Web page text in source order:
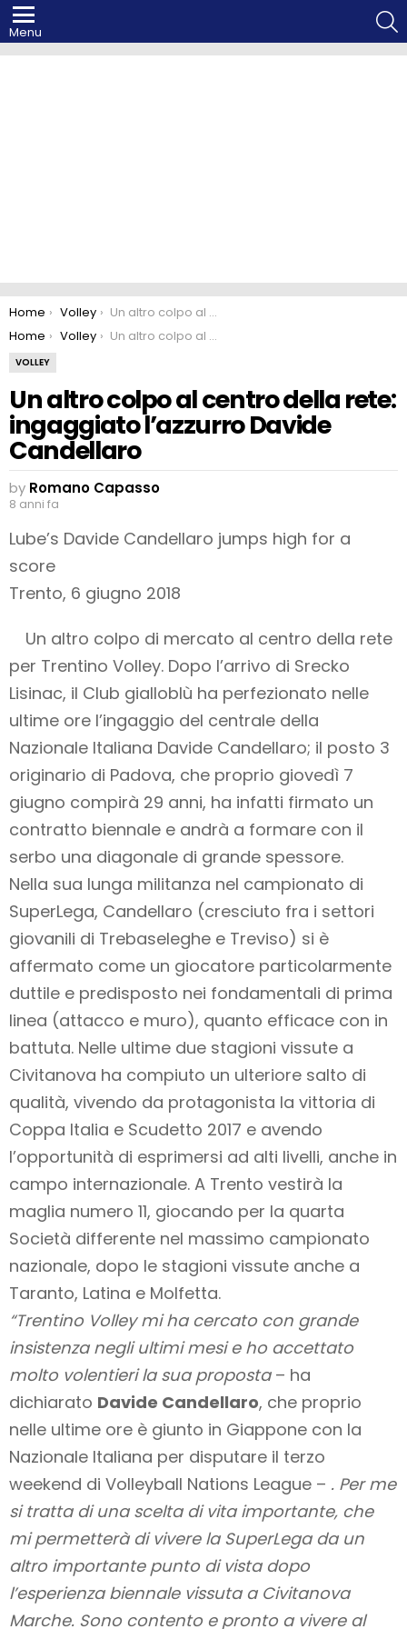
Menu
You are here:
Home Volley
Un altro colpo al centro della rete: ingaggiato l’azzurro Davide Candellaro
You are here:
Home Volley Un altro colpo al centro della rete: ingaggiato l’azzurro Davide Candellaro
VOLLEY
Un altro colpo al centro della rete:
ingaggiato l’azzurro Davide
Candellaro
by Romano Capasso
8 anni fa
Lube’s Davide Candellaro jumps high for a
score
Trento, 6 giugno 2018
Un altro colpo di mercato al centro della rete
per Trentino Volley. Dopo l’arrivo di Srecko
Lisinac, il Club gialloblù ha perfezionato nelle
ultime ore l’ingaggio del centrale della
Nazionale Italiana Davide Candellaro; il posto 3
originario di Padova, che proprio giovedì 7
giugno compirà 29 anni, ha infatti firmato un
contratto biennale e andrà a formare con il
serbo una diagonale di grande spessore.
Nella sua lunga militanza nel campionato di
SuperLega, Candellaro (cresciuto fra i settori
giovanili di Trebaseleghe e Treviso) si è
affermato come un giocatore particolarmente
duttile e predisposto nei fondamentali di prima
linea (attacco e muro), quanto efficace con in
battuta. Nelle ultime due stagioni vissute a
Civitanova ha compiuto un ulteriore salto di
qualità, vivendo da protagonista la vittoria di
Coppa Italia e Scudetto 2017 e avendo
l’opportunità di esprimersi ad alti livelli, anche in
campo internazionale. A Trento vestirà la
maglia numero 11, giocando per la quarta
Società differente nel massimo campionato
nazionale, dopo le stagioni vissute anche a
Taranto, Latina e Molfetta.
“Trentino Volley mi ha cercato con grande
insistenza negli ultimi mesi e ho accettato
molto volentieri la sua proposta– ha
dichiarato Davide Candellaro, che proprio
nelle ultime ore è giunto in Giappone con la
Nazionale Italiana per disputare il terzo
weekend di Volleyball Nations League – . Per me
si tratta di una scelta di vita importante, che
mi permetterà di vivere la SuperLega da un
altro importante punto di vista dopo
l’esperienza biennale vissuta a Civitanova
Marche. Sono contento e pronto a vivere al